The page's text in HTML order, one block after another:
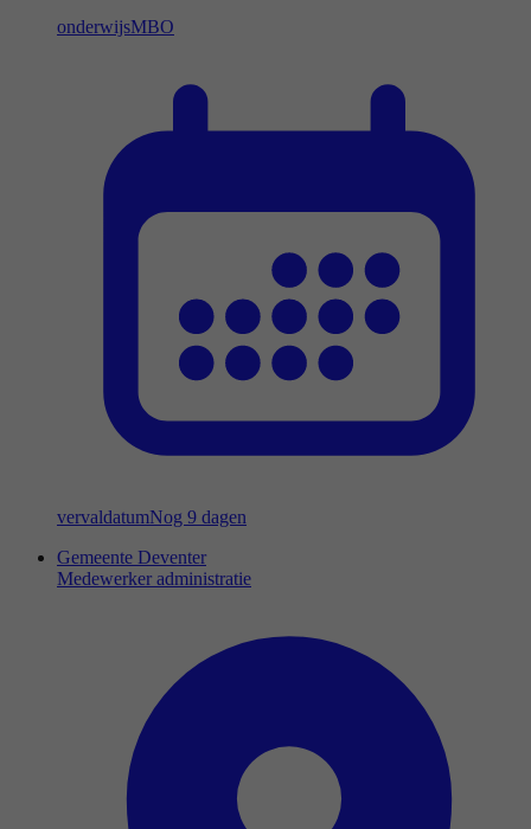
onderwijsMBO
vervaldatumNog 9 dagen
Gemeente Deventer
Medewerker administratie